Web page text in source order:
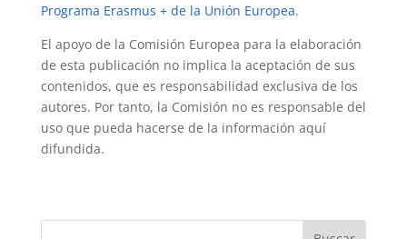
Programa Erasmus + de la Unión Europea.
El apoyo de la Comisión Europea para la elaboración
de esta publicación no implica la aceptación de sus
contenidos, que es responsabilidad exclusiva de los
autores. Por tanto, la Comisión no es responsable del
uso que pueda hacerse de la información aquí
difundida.